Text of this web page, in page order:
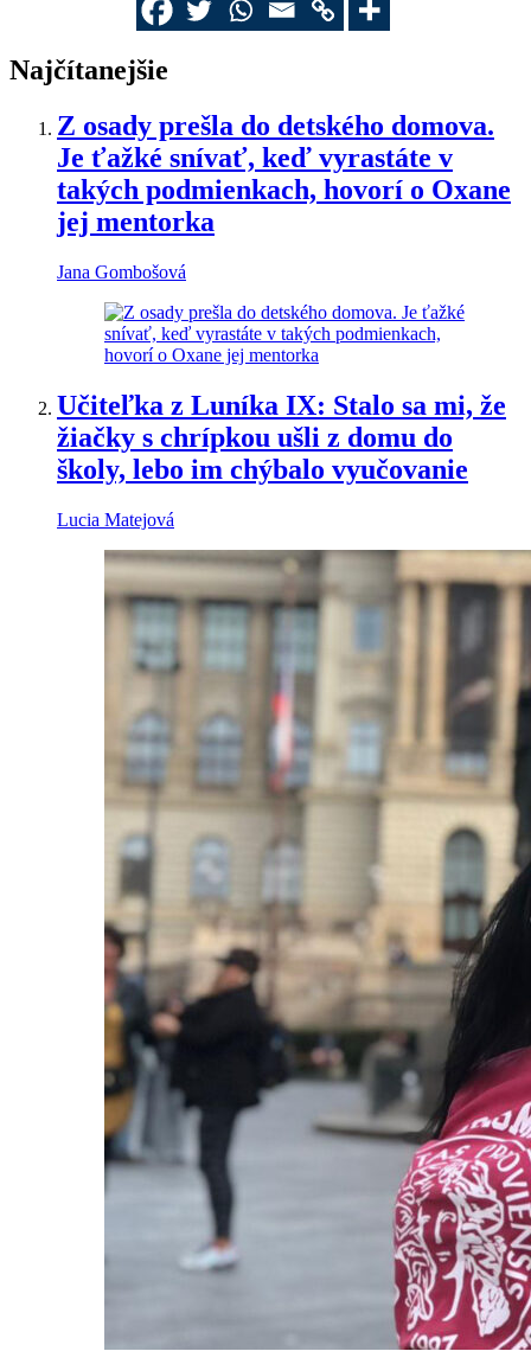
Najčítanejšie
Z osady prešla do detského domova.
Je ťažké snívať, keď vyrastáte v
takých podmienkach, hovorí o Oxane
jej mentorka
Jana Gombošová
Učiteľka z Luníka IX: Stalo sa mi, že
žiačky s chrípkou ušli z domu do
školy, lebo im chýbalo vyučovanie
Lucia Matejová